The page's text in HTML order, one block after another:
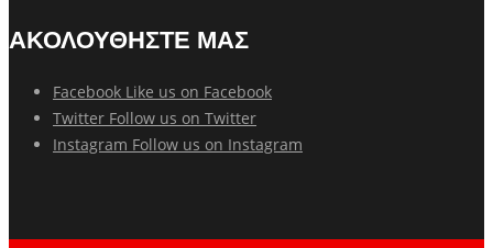
ΑΚΟΛΟΥΘΗΣΤΕ ΜΑΣ
Facebook Like us on Facebook
Twitter Follow us on Twitter
Instagram Follow us on Instagram